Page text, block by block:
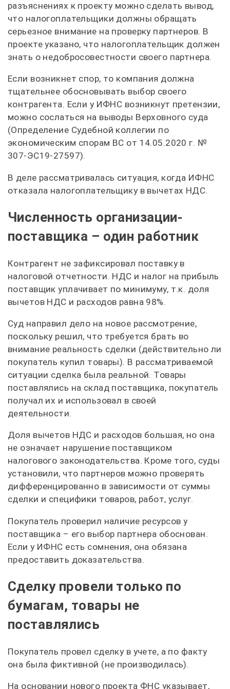
разъяснениях к проекту можно сделать вывод,
что налогоплательщики должны обращать
серьезное внимание на проверку партнеров. В
проекте указано, что налогоплательщик должен
знать о недобросовестности своего партнера.
Если возникнет спор, то компания должна
тщательнее обосновывать выбор своего
контрагента. Если у ИФНС возникнут претензии,
можно сослаться на выводы Верховного суда
(Определение Судебной коллегии по
экономическим спорам ВС от 14.05.2020 г. №
307-ЭС19-27597).
В деле рассматривалась ситуация, когда ИФНС
отказала налогоплательщику в вычетах НДС.
Численность организации-
поставщика – один работник
Контрагент не зафиксировал поставку в
налоговой отчетности. НДС и налог на прибыль
поставщик уплачивает по минимуму, т.к. доля
вычетов НДС и расходов равна 98%.
Суд направил дело на новое рассмотрение,
поскольку решил, что требуется брать во
внимание реальность сделки (действительно ли
покупатель купил товары). В рассматриваемой
ситуации сделка была реальной. Товары
поставлялись на склад поставщика, покупатель
получал их и использовал в своей
деятельности.
Доля вычетов НДС и расходов большая, но она
не означает нарушение поставщиком
налогового законодательства. Кроме того, суды
установили, что партнеров можно проверять
дифференцированно в зависимости от суммы
сделки и специфики товаров, работ, услуг.
Покупатель проверил наличие ресурсов у
поставщика – его выбор партнера обоснован.
Если у ИФНС есть сомнения, она обязана
предоставить доказательства.
Сделку провели только по
бумагам, товары не
поставлялись
Покупатель провел сделку в учете, а по факту
она была фиктивной (не производилась).
На основании нового проекта ФНС указывает,